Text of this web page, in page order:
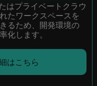
はプライベートクラウ
たワークスペースを
るため、開発環境の
化します。
はこちら